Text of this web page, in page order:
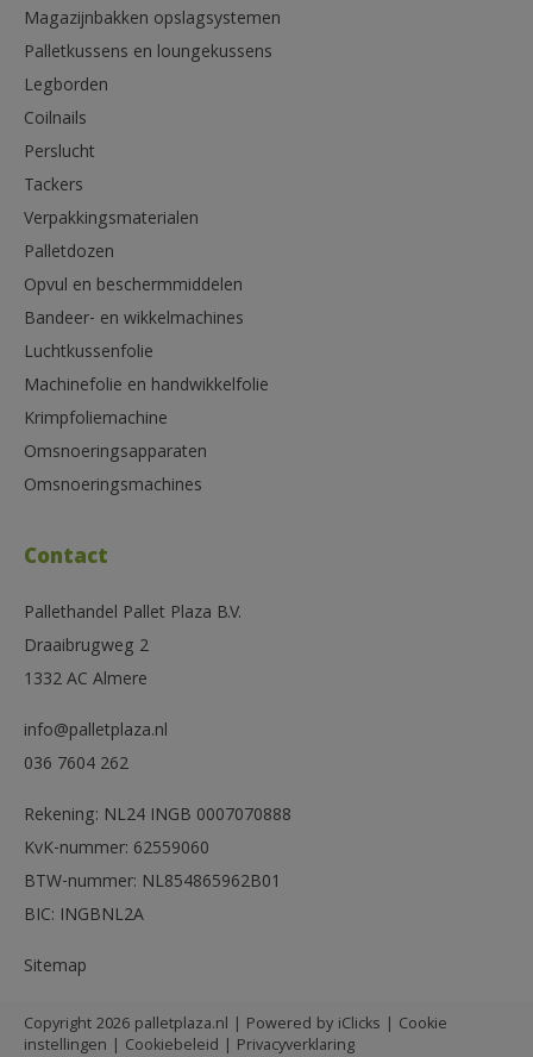
Magazijnbakken opslagsystemen
Palletkussens en loungekussens
Legborden
Coilnails
Perslucht
Tackers
Verpakkingsmaterialen
Palletdozen
Opvul en beschermmiddelen
Bandeer- en wikkelmachines
Luchtkussenfolie
Machinefolie en handwikkelfolie
Krimpfoliemachine
Omsnoeringsapparaten
Omsnoeringsmachines
Contact
Pallethandel Pallet Plaza B.V.
Draaibrugweg 2
1332 AC Almere
info@palletplaza.nl
036 7604 262
Rekening: NL24 INGB 0007070888
KvK-nummer: 62559060
BTW-nummer: NL854865962B01
BIC: INGBNL2A
Sitemap
Copyright 2026 palletplaza.nl | Powered by iClicks | Cookie
instellingen | Cookiebeleid | Privacyverklaring